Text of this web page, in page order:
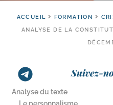
ACCUEIL FORMATION
ANALYSE DE LA
Suivez-
Analyse du texte